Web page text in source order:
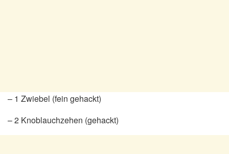
– 1 Zwiebel (fein gehackt)
– 2 Knoblauchzehen (gehackt)